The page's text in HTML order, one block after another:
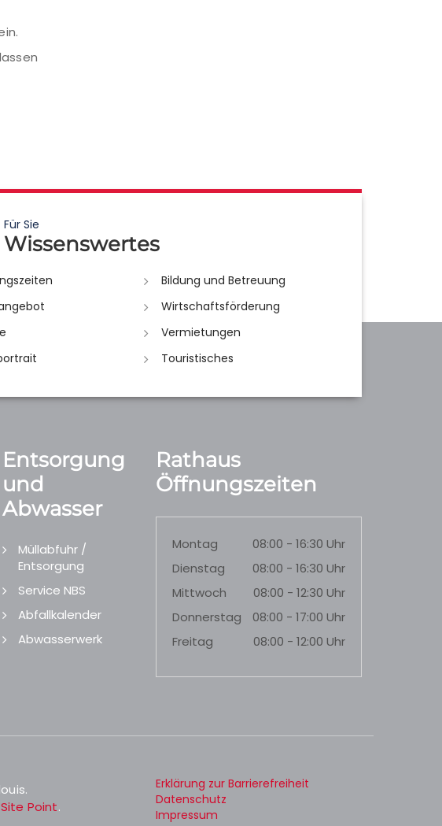
Für Sie
Wissenswertes
Bildung und Betreuung
Wirtschaftsförderung
Vermietungen
Touristisches
Entsorgung
und
Abwasser
Müllabfuhr /
Entsorgung
Service NBS
Abfallkalender
Abwasserwerk
Rathaus
Öffnungszeiten
Montag
08:00 - 16:30 Uhr
Dienstag
08:00 - 16:30 Uhr
Mittwoch
08:00 - 12:30 Uhr
Donnerstag
08:00 - 17:00 Uhr
Freitag
08:00 - 12:00 Uhr
Site Point.
Erklärung zur Barrierefreiheit
Datenschutz
Impressum